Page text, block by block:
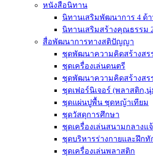
หนังสือนิทาน
นิทานเสริมพัฒนาการ 4 ด้
นิทานเสริมสร้างคุณธรรม
สื่อพัฒนาการทางสติปัญญา
ชุดพัฒนาความคิดสร้างส
ชุดเครื่องเล่นดนตรี
ชุดพัฒนาความคิดสร้างสร
ชุดเฟอร์นิเจอร์ (พลาสติก,
ชุดแผ่นปูพื้น ชุดหญ้าเทียม
ชุดวัสดุการศึกษา
ชุดเครื่องเล่นสนามกลางแ
ชุดบริหารร่างกายและฝึกทั
ชุดเครื่องเล่นพลาสติก